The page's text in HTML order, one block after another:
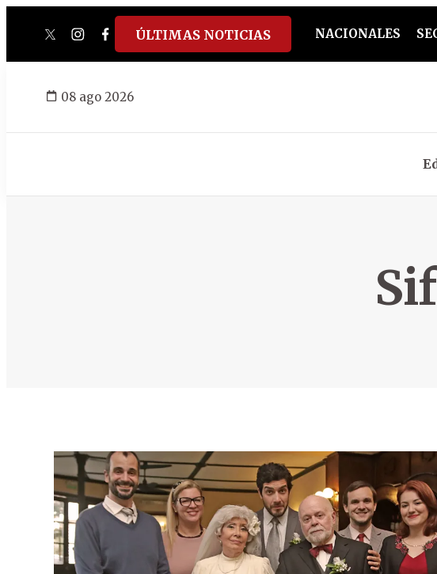
twitterinstagram
facebook
tiktokyoutube
spotify
ÚLTIMAS NOTICIAS NACIONALES
08 ago 2026